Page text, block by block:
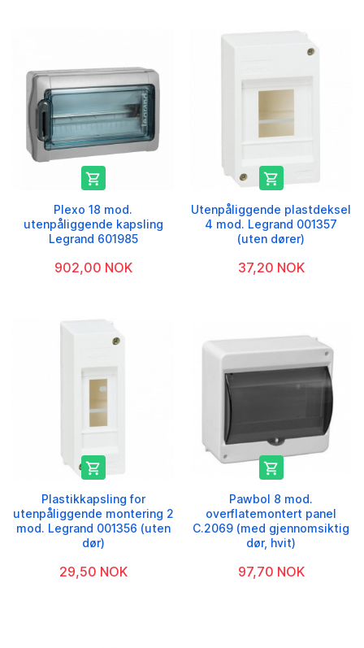

Plexo 18 mod.
utenpåliggende kapsling
Legrand 601985
902,00 NOK

Utenpåliggende plastdeksel
4 mod. Legrand 001357
(uten dører)
37,20 NOK

Plastikkapsling for
utenpåliggende montering 2
mod. Legrand 001356 (uten
dør)
29,50 NOK

Pawbol 8 mod.
overflatemontert panel
C.2069 (med gjennomsiktig
dør, hvit)
97,70 NOK